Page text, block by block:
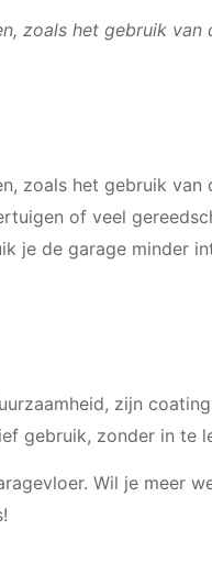
zoals het gebruik van
zoals het gebruik van
of veel
je de garage minder
zijn
gebruik, zonder in te
Wil je meer